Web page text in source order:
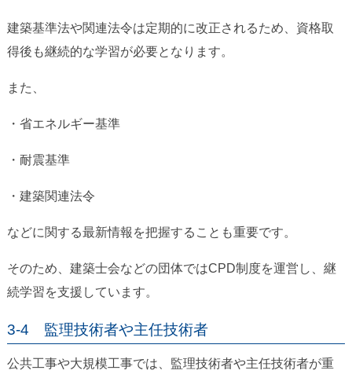
建築基準法や関連法令は定期的に改正されるため、資格取
得後も継続的な学習が必要となります。
また、
・省エネルギー基準
・耐震基準
・建築関連法令
などに関する最新情報を把握することも重要です。
そのため、建築士会などの団体ではCPD制度を運営し、継
続学習を支援しています。
3-4 監理技術者や主任技術者
公共工事や大規模工事では、監理技術者や主任技術者が重